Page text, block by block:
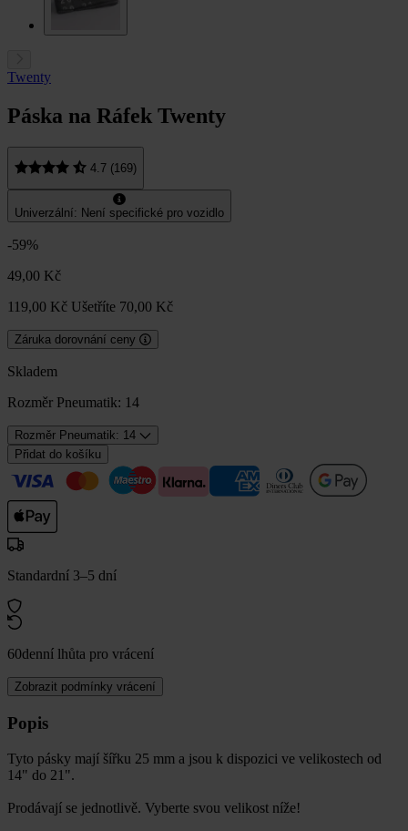
Twenty
Páska na Ráfek Twenty
4.7 (169)
Univerzální: Není specifické pro vozidlo
-59%
49,00 Kč
119,00 Kč Ušetříte 70,00 Kč
Záruka dorovnání ceny
Skladem
Rozměr Pneumatik: 14
Rozměr Pneumatik: 14
Přidat do košíku
Standardní 3–5 dní
60denní lhůta pro vrácení
Zobrazit podmínky vrácení
Popis
Tyto pásky mají šířku 25 mm a jsou k dispozici ve velikostech od
14" do 21".
Prodávají se jednotlivě. Vyberte svou velikost níže!